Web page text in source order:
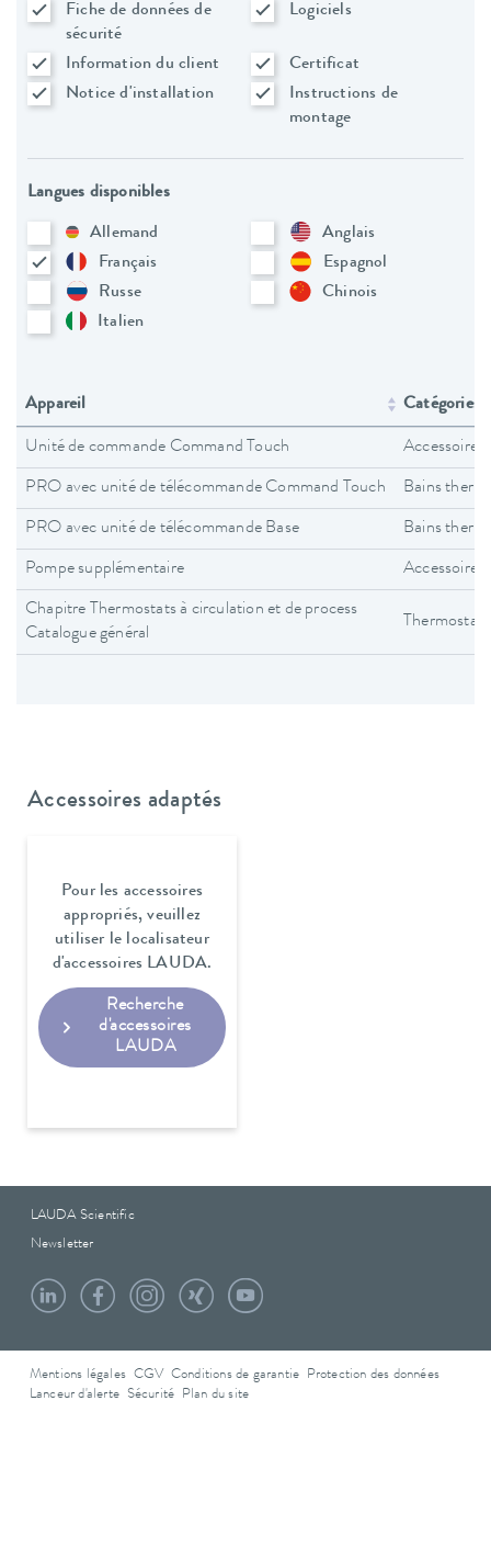
Fiche de données de
sécurité
Logiciels
Information du client
Certificat
Notice d'installation
Instructions de
montage
Langues disponibles
Allemand
Anglais
Français
Espagnol
Russe
Chinois
Italien
Appareil Catégories
Unité de commande Command Touch Accessoires
PRO avec unité de télécommande Command Touch Bains
PRO avec unité de télécommande Base Bains
Pompe supplémentaire Accessoires
Chapitre Thermostats à circulation et de process
Catalogue général
Accessoires adaptés
Pour les accessoires
appropriés, veuillez
utiliser le localisateur
d'accessoires LAUDA.
Recherche
d'accessoires
LAUDA
LAUDA Scientific
Newsletter
Mentions légales CGV Conditions de garantie
Protection des données
Lanceur d'alerte Sécurité Plan du site